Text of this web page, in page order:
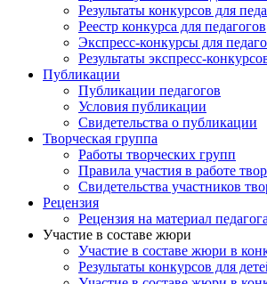
Результаты конкурсов для
Реестр конкурса для педагогов
Экспресс-конкурсы для
Результаты экспресс-
Публикации
Публикации педагогов
Условия публикации
Свидетельства о публикации
Творческая группа
Работы творческих групп
Правила участия в работе
Свидетельства участников
Рецензия
Рецензия на материал педагога
Участие в составе жюри
Участие в составе жюри в
Результаты конкурсов для